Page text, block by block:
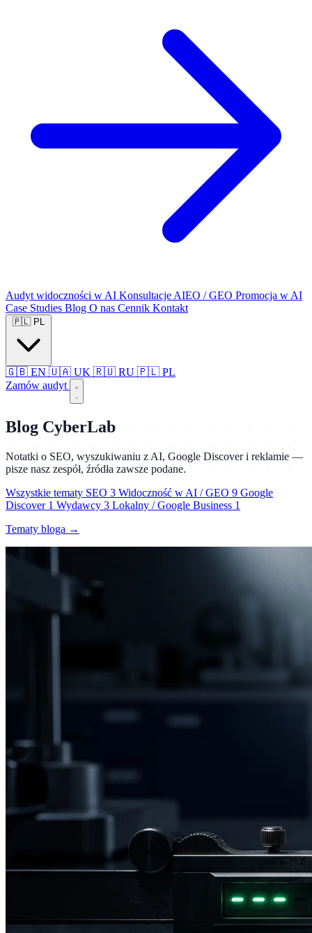
Audyt widoczności w AI Konsultacje AIEO / GEO Promocja w AI
Case Studies Blog O nas Cennik Kontakt
🇵🇱 PL
🇬🇧 EN 🇺🇦 UK 🇷🇺 RU 🇵🇱 PL
Zamów audyt
Blog CyberLab
Notatki o SEO, wyszukiwaniu z AI, Google Discover i reklamie —
pisze nasz zespół, źródła zawsze podane.
Wszystkie tematy SEO 3 Widoczność w AI / GEO 9 Google
Discover 1 Wydawcy 3 Lokalny / Google Business 1
Tematy bloga →